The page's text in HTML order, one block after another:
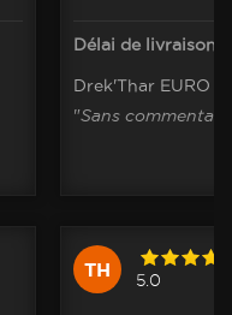
Délai de livraison:
Drek'Thar EURO -
"Sans
TH 5.0